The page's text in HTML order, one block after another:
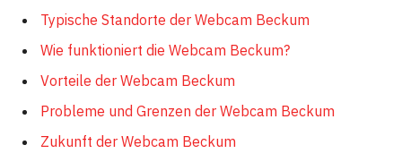
Typische Standorte der Webcam Beckum
Wie funktioniert die Webcam Beckum?
Vorteile der Webcam Beckum
Probleme und Grenzen der Webcam Beckum
Zukunft der Webcam Beckum